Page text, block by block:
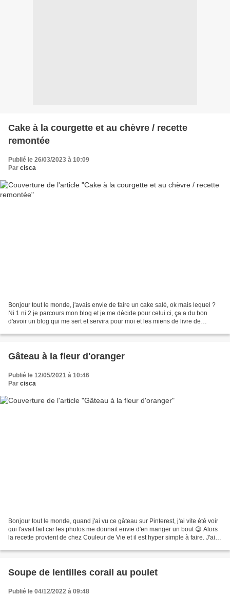
Cake à la courgette et au chèvre / recette
remontée
Publié le 26/03/2023 à 10:09
Par cisca
Bonjour tout le monde, j'avais envie de faire un cake salé, ok mais lequel ?
Ni 1 ni 2 je parcours mon blog et je me décide pour celui ci, ça a du bon
d'avoir un blog qui me sert et servira pour moi et les miens de livre de
Gâteau à la fleur d'oranger
Publié le 12/05/2021 à 10:46
Par cisca
Bonjour tout le monde, quand j'ai vu ce gâteau sur Pinterest, j'ai vite été voir
qui l'avait fait car les photos me donnait envie d'en manger un bout 😋 Alors
la recette provient de chez Couleur de Vie et il est hyper simple à faire. J'ai
Soupe de lentilles corail au poulet
Publié le 04/12/2022 à 09:48